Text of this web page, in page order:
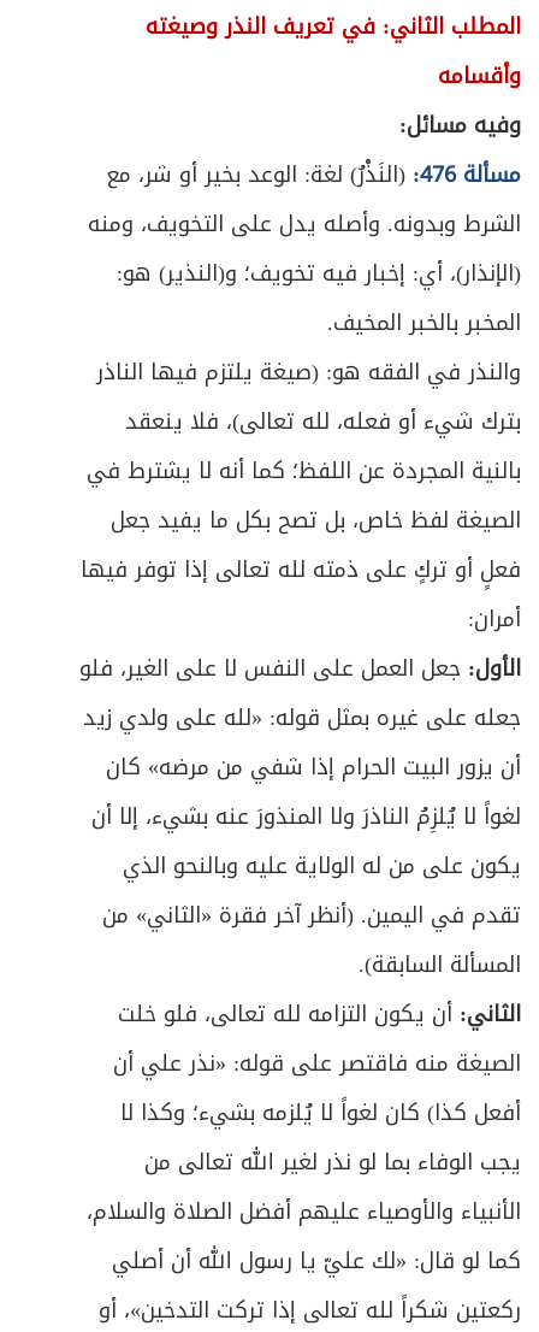
المطلب الثاني: في تعريف النذر وصيغته
وأقسامه
وفيه مسائل:
مسألة 476:
(النَذْرُ) لغة: الوعد بخير أو شر، مع
الشرط وبدونه. وأصله يدل على التخويف، ومنه
(الإنذار)، أي: إخبار فيه تخويف؛ و(النذير) هو:
المخبر بالخبر المخيف.
والنذر في الفقه هو: (صيغة يلتزم فيها الناذر
بترك شيء أو فعله، لله تعالى)، فلا ينعقد
بالنية المجردة عن اللفظ؛ كما أنه لا يشترط في
الصيغة لفظ خاص، بل تصح بكل ما يفيد جعل
فعلٍ أو تركٍ على ذمته لله تعالى إذا توفر فيها
أمران:
الأول: جعل العمل على النفس لا على الغير، فلو
جعله على غيره بمثل قوله: «لله على ولدي زيد
أن يزور البيت الحرام إذا شفي من مرضه» كان
لغواً لا يُلزِمُ الناذرَ ولا المنذورَ عنه بشيء، إلا أن
يكون على من له الولاية عليه وبالنحو الذي
تقدم في اليمين. (أنظر آخر فقرة «الثاني» من
المسألة السابقة).
الثاني: أن يكون التزامه لله تعالى، فلو خلت
الصيغة منه فاقتصر على قوله: «نذر علي أن
أفعل كذا) كان لغواً لا يُلزمه بشيء؛ وكذا لا
يجب الوفاء بما لو نذر لغير الله تعالى من
الأنبياء والأوصياء عليهم أفضل الصلاة والسلام،
كما لو قال: «لك عليّ يا رسول الله أن أصلي
ركعتين شكراً لله تعالى إذا تركت التدخين»، أو